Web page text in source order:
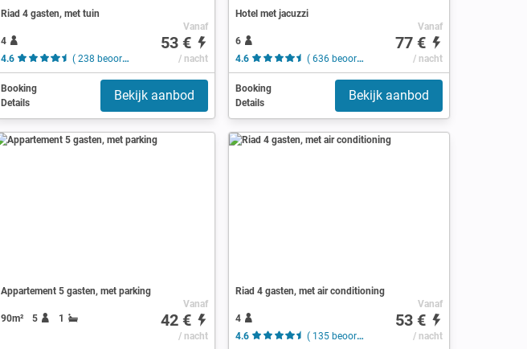
Riad 4 gasten, met tuin
4
4.6
( 238 beoordelingen )
Vanaf
53 €
/ nacht
Booking
Details
Bekijk aanbod
Hotel met jacuzzi
6
4.6
( 636 beoordelingen )
Vanaf
77 €
/ nacht
Booking
Details
Bekijk aanbod
Appartement 5 gasten, met parking
90m² 5 1
Vanaf
42 €
/ nacht
Riad 4 gasten, met air conditioning
4
4.6
( 135 beoordelingen )
Vanaf
53 €
/ nacht